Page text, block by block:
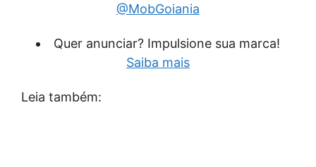
@MobGoiania
Quer anunciar? Impulsione sua marca!
Saiba mais
Leia também: